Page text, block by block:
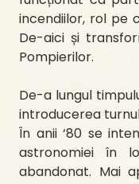
incendiilor, rol pe
De-aici și
Pompierilor.
De-a lungul
introducerea
În anii ‘80 se
astronomiei în
abandonat. Mai